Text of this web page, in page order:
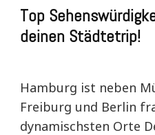
Top
deinen Städtetrip!
Hamburg ist neben
Freiburg und Berlin
dynamischsten Orte